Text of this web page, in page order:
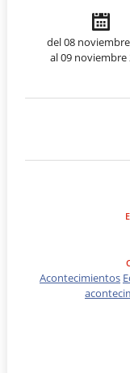
del 08
al 09 noviembre
Acontecimientos